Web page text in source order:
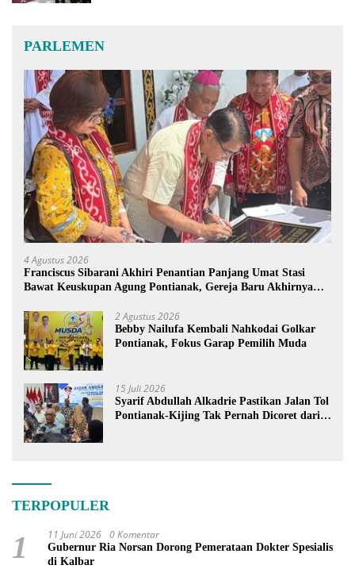
PARLEMEN
4 Agustus 2026
Franciscus Sibarani Akhiri Penantian Panjang Umat Stasi
Bawat Keuskupan Agung Pontianak, Gereja Baru Akhirnya
2 Agustus 2026
Bebby Nailufa Kembali Nahkodai Golkar
Pontianak, Fokus Garap Pemilih Muda
15 Juli 2026
Syarif Abdullah Alkadrie Pastikan Jalan Tol
Pontianak-Kijing Tak Pernah Dicoret dari
TERPOPULER
1 11 Juni 2026 0 Komentar
Gubernur Ria Norsan Dorong Pemerataan Dokter Spesialis
di Kalbar